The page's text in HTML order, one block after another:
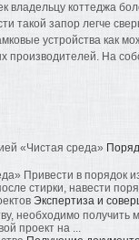
владельцу коттеджа
такой запор легче
устройства как
производителей. На
Привести в порядок
стирки, навести
Экспертиза и
необходимо получить
проект на ...